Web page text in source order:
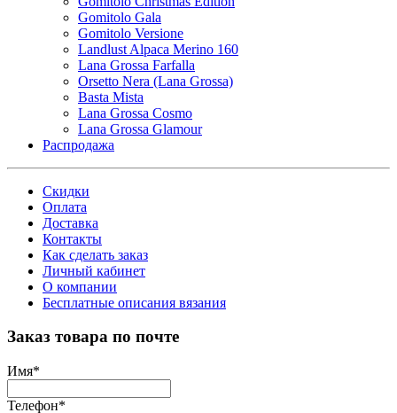
Gomitolo Gala
Gomitolo Versione
Landlust Alpaca Merino 160
Lana Grossa Farfalla
Orsetto Nera (Lana Grossa)
Basta Mista
Lana Grossa Cosmo
Lana Grossa Glamour
Распродажа
Скидки
Оплата
Доставка
Контакты
Как сделать заказ
Личный кабинет
О компании
Бесплатные описания вязания
Заказ товара по почте
Имя*
Телефон*